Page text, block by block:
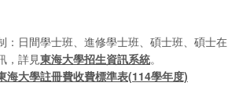
：日間學士班、進修學士班、碩士班、碩士在
，詳見東海大學招生資訊系統。
海大學註冊費收費標準表(114學年度)